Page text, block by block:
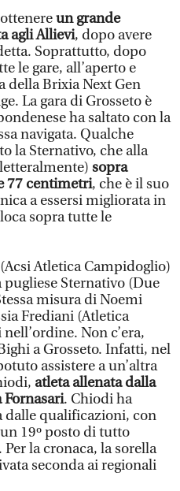
un grande
agli Allievi, dopo avere
Soprattutto, dopo
le gare, all’aperto e
della Brixia Next Gen
La gara di Grosseto è
ha saltato con la
navigata. Qualche
la Sternativo, che alla
sopra
77 centimetri, che è il suo
a essersi migliorata in
sopra tutte le
Atletica Campidoglio)
pugliese Sternativo (Due
misura di Noemi
Frediani (Atletica
Non c’era,
a Grosseto. Infatti, nel
assistere a un’altra
atleta allenata dalla
Fornasari. Chiodi ha
qualificazioni, con
19º posto di tutto
la cronaca, la sorella
seconda ai regionali